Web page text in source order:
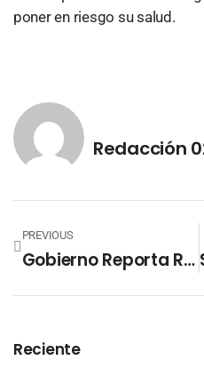
poner en riesgo su salud.
Redacción
PREVIOUS
Gobierno Reporta Reducción En Homicidios De 76% En Municipios Como Soyapango, Apopa Y Colón
Reciente